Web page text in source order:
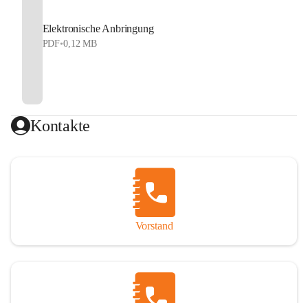
Elektronische Anbringung
PDF•0,12 MB
Kontakte
Vorstand